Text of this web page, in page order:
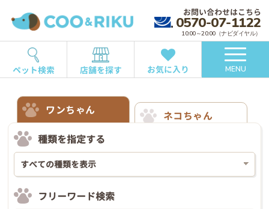
お問い合わせはこちら
0570-07-1122
10:00～20:00（ナビダイヤル）
ペット検索 店舗を探す お気に入り MENU
ワンちゃん
ネコちゃん
種類を指定する
フリーワード検索